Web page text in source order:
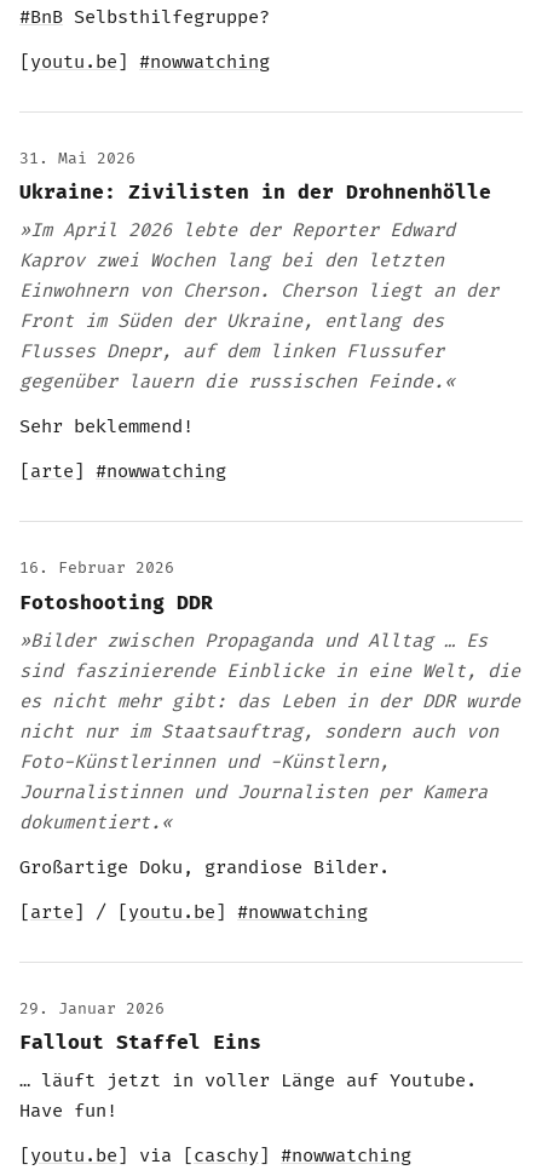
#BnB Selbsthilfegruppe?
[youtu.be] #nowwatching
31. Mai 2026
Ukraine: Zivilisten in der Drohnenhölle
»Im April 2026 lebte der Reporter Edward
Kaprov zwei Wochen lang bei den letzten
Einwohnern von Cherson. Cherson liegt an der
Front im Süden der Ukraine, entlang des
Flusses Dnepr, auf dem linken Flussufer
gegenüber lauern die russischen Feinde.«
Sehr beklemmend!
arte #nowwatching
16. Februar 2026
Fotoshooting DDR
»Bilder zwischen Propaganda und Alltag … Es
sind faszinierende Einblicke in eine Welt, die
es nicht mehr gibt: das Leben in der DDR wurde
nicht nur im Staatsauftrag, sondern auch von
Foto-Künstlerinnen und -Künstlern,
Journalistinnen und Journalisten per Kamera
dokumentiert.«
Großartige Doku, grandiose Bilder.
[arte] / [youtu.be] #nowwatching
29. Januar 2026
Fallout Staffel Eins
… läuft jetzt in voller Länge auf Youtube.
Have fun!
[youtu.be] via [caschy] #nowwatching